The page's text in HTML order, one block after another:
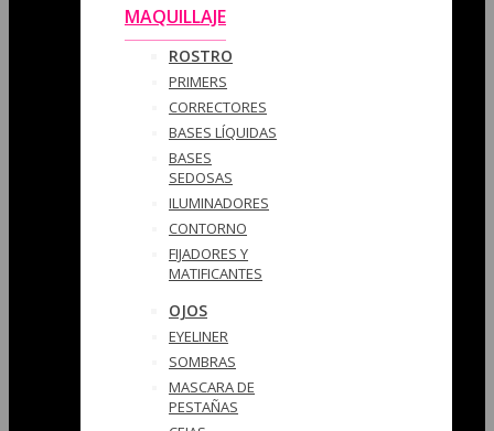
MAQUILLAJE
ROSTRO
PRIMERS
CORRECTORES
BASES LÍQUIDAS
BASES
SEDOSAS
ILUMINADORES
CONTORNO
FIJADORES Y
MATIFICANTES
OJOS
EYELINER
SOMBRAS
MASCARA DE
PESTAÑAS